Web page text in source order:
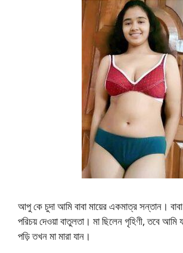
আপু কে চুদা আমি বাবা মায়ের একমাত্র সন্তান। বাবা
পরিচয় দেওয়া বাতুলতা। মা ছিলেন গৃহিণী, তবে
পড়ি তখন মা মারা যান।